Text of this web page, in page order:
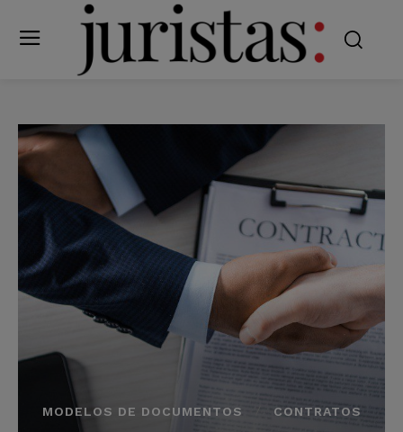
MODELOS DE DOCUMENTOS CONTRATOS